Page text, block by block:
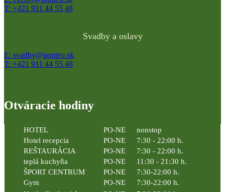
T: +421 911 44 55 48
Svadby a oslavy
E: svadby@ponteo.sk
T: +421 911 44 55 48
Otváracie hodiny
HOTEL PO-NE
nonstop
Hotel recepcia
PO-NE
7:30 - 22:00 h.
REŠTAURÁCIA
PO-NE
7:30 - 22:00 h.
teplá kuchyňa
PO-NE
11:30 - 21:30 h.
ŠPORT CENTRUM
PO-NE
7:30-22:00 h.
Gym
PO-NE
7:30-22:00 h.